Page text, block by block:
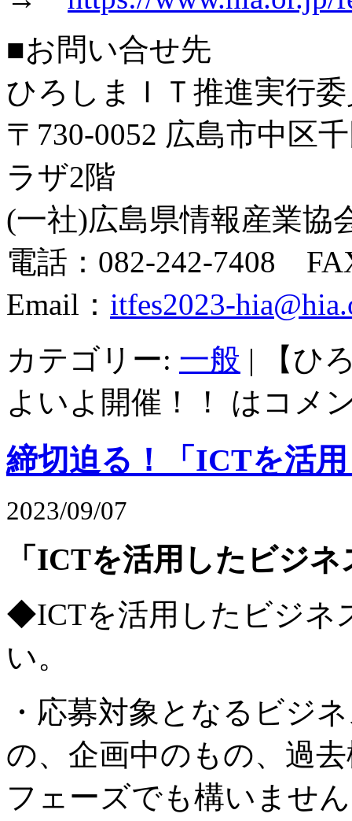
■お問い合せ先
ひろしまＩＴ推進実行
〒730-0052 広島市中区
ラザ2階
(一社)広島県情報産業協
電話：082-242-7408
Email： itfes2023-
カテゴリー: 一般 |
【ひ
よいよ開催！！ は コメ
締切迫る！「ICTを活
2023/09/07
「ICTを活用したビジ
◆ICTを活用したビジネ
い。
・応募対象となるビジ
の、企画中のもの、過
フェーズでも構いませ